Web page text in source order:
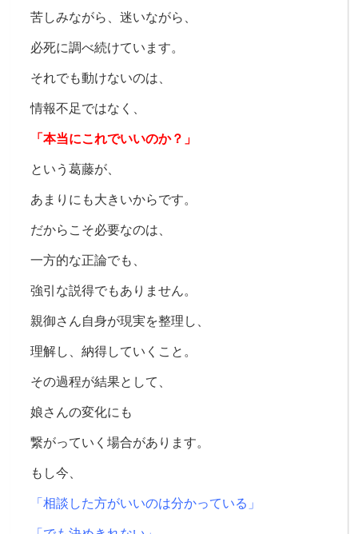
苦しみながら、迷いながら、
必死に調べ続けています。
それでも動けないのは、
情報不足ではなく、
「本当にこれでいいのか？」
という葛藤が、
あまりにも大きいからです。
だからこそ必要なのは、
一方的な正論でも、
強引な説得でもありません。
親御さん自身が現実を整理し、
理解し、納得していくこと。
その過程が結果として、
娘さんの変化にも
繋がっていく場合があります。
もし今、
「相談した方がいいのは分かっている」